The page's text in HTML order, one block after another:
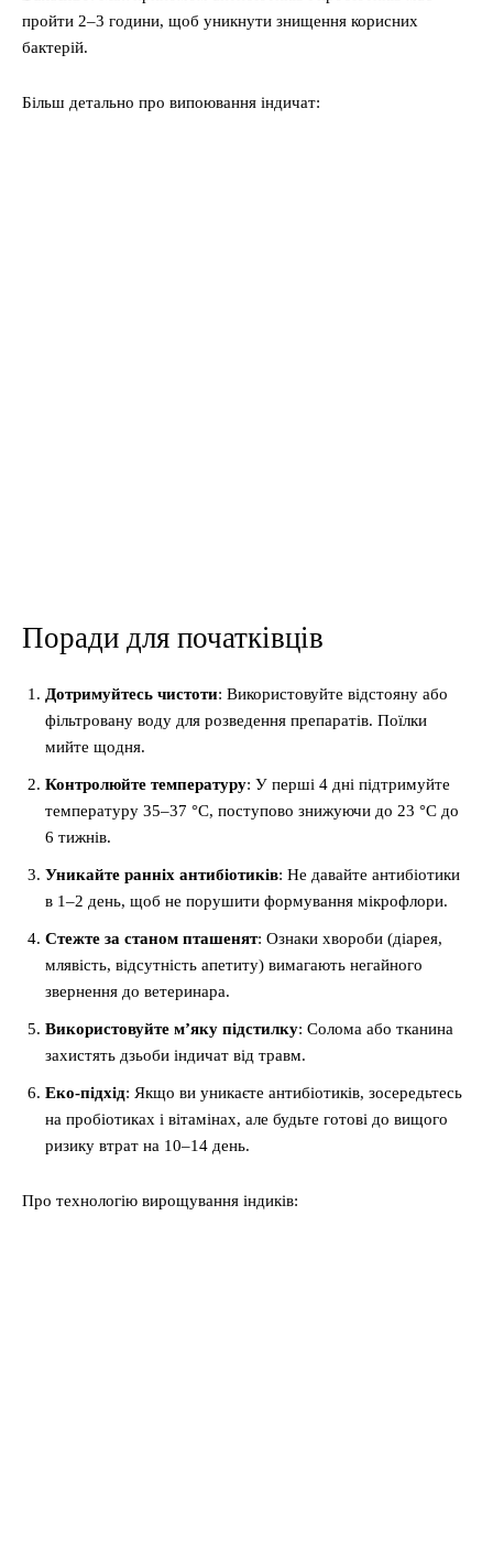
пройти 2–3 години, щоб уникнути знищення корисних
бактерій.
Більш детально про випоювання індичат:
Поради для початківців
Дотримуйтесь чистоти: Використовуйте відстояну або
фільтровану воду для розведення препаратів. Поїлки
мийте щодня.
Контролюйте температуру: У перші 4 дні підтримуйте
температуру 35–37 °C, поступово знижуючи до 23 °C до
6 тижнів.
Уникайте ранніх антибіотиків: Не давайте антибіотики
в 1–2 день, щоб не порушити формування мікрофлори.
Стежте за станом пташенят: Ознаки хвороби (діарея,
млявість, відсутність апетиту) вимагають негайного
звернення до ветеринара.
Використовуйте м’яку підстилку: Солома або тканина
захистять дзьоби індичат від травм.
Еко-підхід: Якщо ви уникаєте антибіотиків, зосередьтесь
на пробіотиках і вітамінах, але будьте готові до вищого
ризику втрат на 10–14 день.
Про технологію вирощування індиків: